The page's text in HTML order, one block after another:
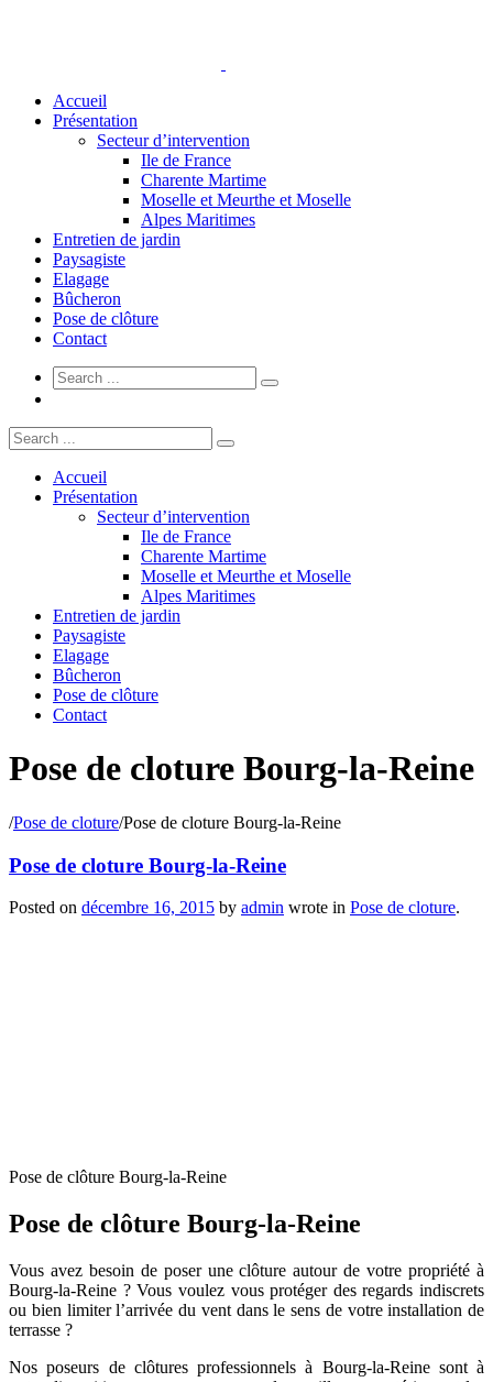
Accueil
Présentation
Secteur d’intervention
Ile de France
Charente Martime
Moselle et Meurthe et Moselle
Alpes Maritimes
Entretien de jardin
Paysagiste
Elagage
Bûcheron
Pose de clôture
Contact
Accueil
Présentation
Secteur d’intervention
Ile de France
Charente Martime
Moselle et Meurthe et Moselle
Alpes Maritimes
Entretien de jardin
Paysagiste
Elagage
Bûcheron
Pose de clôture
Contact
Pose de cloture Bourg-la-Reine
/Pose de cloture/Pose de cloture Bourg-la-Reine
Pose de cloture Bourg-la-Reine
Posted on décembre 16, 2015 by admin wrote in Pose de cloture.
Pose de clôture Bourg-la-Reine
Pose de clôture Bourg-la-Reine
Vous avez besoin de poser une clôture autour de votre propriété à
Bourg-la-Reine ? Vous voulez vous protéger des regards indiscrets
ou bien limiter l’arrivée du vent dans le sens de votre installation de
terrasse ?
Nos poseurs de clôtures professionnels à Bourg-la-Reine sont à